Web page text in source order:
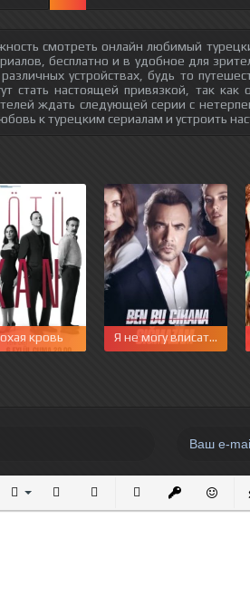
смотреть онлайн любимый
бесплатно и в удобное для
устройствах, будь то
стать настоящей привязкой, так
ждать следующей серии с
к турецким сериалам и устроить
кровь Я не могу вписаться в
Выравнивание
Нумерованный список
Маркированный список
Вставить ссылку
Вставить